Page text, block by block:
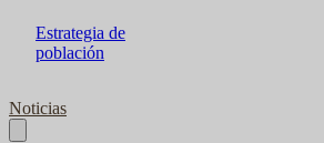
Estrategia de
población
Noticias